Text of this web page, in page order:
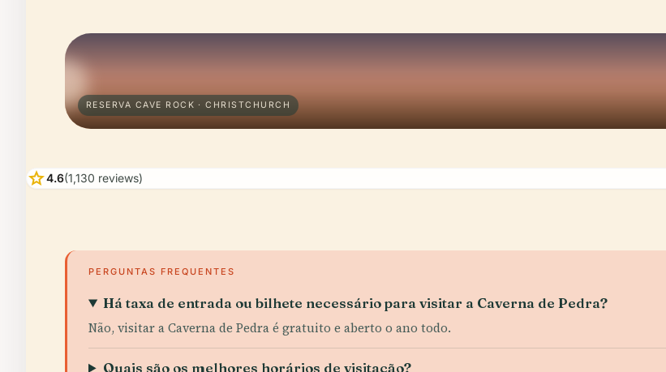
RESERVA CAVE ROCK · CHRISTCHURCH
star4.6(1,130 reviews)
PERGUNTAS FREQUENTES
Há taxa de entrada ou bilhete necessário para visitar a Caverna de Pedra?
Não, visitar a Caverna de Pedra é gratuito e aberto o ano todo.
Quais são os melhores horários de visitação?